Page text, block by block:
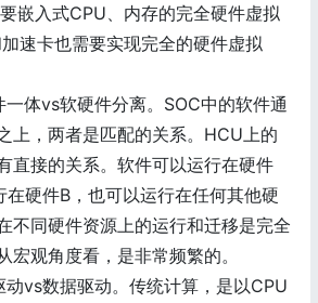
嵌入式CPU、内存的完全硬件虚拟
速卡也需要实现完全的硬件虚拟
体vs软硬件分离。SOC中的软件通
上，两者是匹配的关系。HCU上的
直接的关系。软件可以运行在硬件
在硬件B，也可以运行在任何其他硬
不同硬件资源上的运行和迁移是完全
宏观角度看，是非常频繁的。
动vs数据驱动。传统计算，是以CPU